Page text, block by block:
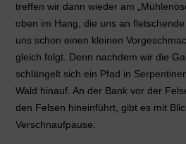
treffen wir dann wieder am
oben im Hang, die uns an
uns schon einen kleinen
gleich folgt. Denn nachdem wir die
schlängelt sich ein Pfad in
Wald hinauf. An der Bank vor der
den Felsen hineinführt, gibt es mit
Verschnaufpause.